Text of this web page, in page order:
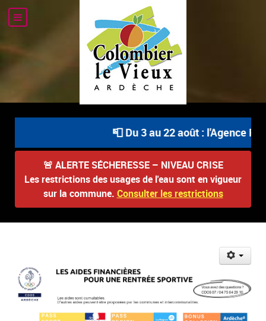
📮 Du 3 au 22 août : l'Agence
🚨 ALERTE SÉCHERESSE – NIVEAU CRISE
Les restrictions des usages de l'eau sont en vigueur
sur la commune. Consulter les restrictions